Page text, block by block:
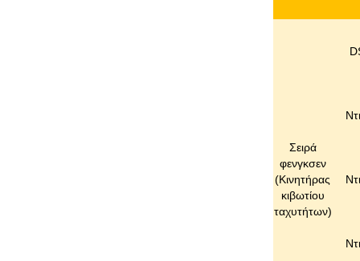
Σειρά
φενγκσεν
(Κινητήρας
κιβωτίου
ταχυτήτων)